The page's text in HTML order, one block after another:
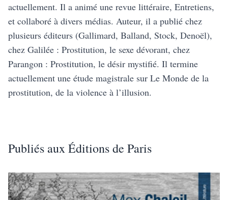
actuellement. Il a animé une revue littéraire, Entretiens,
et collaboré à divers médias. Auteur, il a publié chez
plusieurs éditeurs (Gallimard, Balland, Stock, Denoël),
chez Galilée : Prostitution, le sexe dévorant, chez
Parangon : Prostitution, le désir mystifié. Il termine
actuellement une étude magistrale sur Le Monde de la
prostitution, de la violence à l’illusion.
Publiés aux Éditions de Paris